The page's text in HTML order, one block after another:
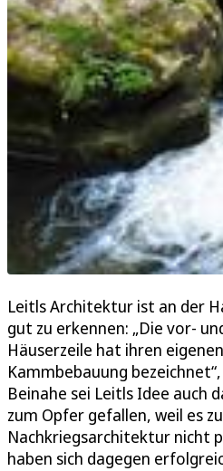
Leitls Architektur ist an der
gut zu erkennen: „Die vor-
Häuserzeile hat ihren
Kammbebauung
Beinahe sei Leitls Idee auch
zum Opfer gefallen, weil es
Nachkriegsarchitektur nicht
haben sich dagegen